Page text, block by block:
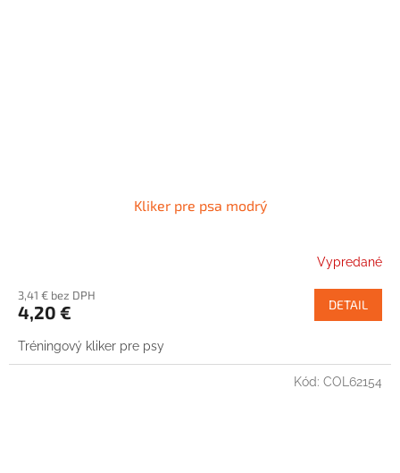
Kliker pre psa modrý
Vypredané
3,41 € bez DPH
4,20 € DETAIL
Tréningový kliker pre psy
Kód: COL62154